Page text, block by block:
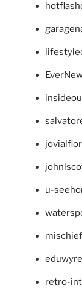
u-
retro-